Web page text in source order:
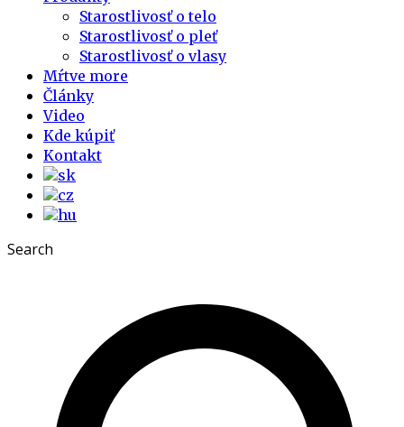
Starostlivosť o telo
Starostlivosť o pleť
Starostlivosť o vlasy
Mŕtve more
Články
Video
Kde kúpiť
Kontakt
Search